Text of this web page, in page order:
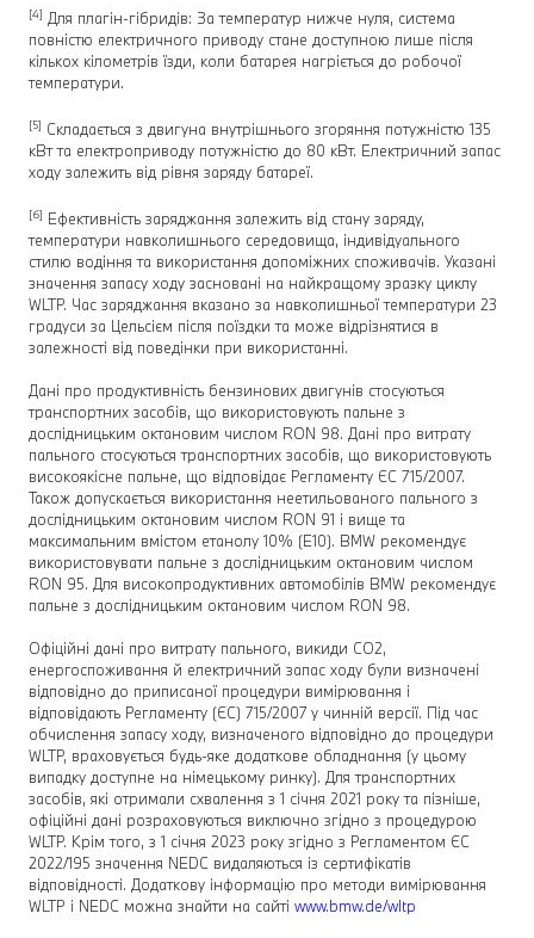
[4] Для плагін-гібридів: За температур нижче нуля, система
повністю електричного приводу стане доступною лише після
кількох кілометрів їзди, коли батарея нагріється до робочої
температури.
[5] Складається з двигуна внутрішнього згоряння потужністю 135
кВт та електроприводу потужністю до 80 кВт. Електричний запас
ходу залежить від рівня заряду батареї.
[6] Ефективність заряджання залежить від стану заряду,
температури навколишнього середовища, індивідуального
стилю водіння та використання допоміжних споживачів. Указані
значення запасу ходу засновані на найкращому зразку циклу
WLTP. Час заряджання вказано за навколишньої температури 23
градуси за Цельсієм після поїздки та може відрізнятися в
залежності від поведінки при використанні.
Дані про продуктивність бензинових двигунів стосуються
транспортних засобів, що використовують пальне з
дослідницьким октановим числом RON 98. Дані про витрату
пального стосуються транспортних засобів, що використовують
високоякісне пальне, що відповідає Регламенту ЄС 715/2007.
Також допускається використання неетильованого пального з
дослідницьким октановим числом RON 91 і вище та
максимальним вмістом етанолу 10% (E10). BMW рекомендує
використовувати пальне з дослідницьким октановим числом
RON 95. Для високопродуктивних автомобілів BMW рекомендує
пальне з дослідницьким октановим числом RON 98.
Офіційні дані про витрату пального, викиди CO2,
енергоспоживання й електричний запас ходу були визначені
відповідно до приписаної процедури вимірювання і
відповідають Регламенту (ЄС) 715/2007 у чинній версії. Під час
обчислення запасу ходу, визначеного відповідно до процедури
WLTP, враховується будь-яке додаткове обладнання (у цьому
випадку доступне на німецькому ринку). Для транспортних
засобів, які отримали схвалення з 1 січня 2021 року та пізніше,
офіційні дані розраховуються виключно згідно з процедурою
WLTP. Крім того, з 1 січня 2023 року згідно з Регламентом ЄС
2022/195 значення NEDC видаляються із сертифікатів
відповідності. Додаткову інформацію про методи вимірювання
WLTP і NEDC можна знайти на сайті www.bmw.de/wltp